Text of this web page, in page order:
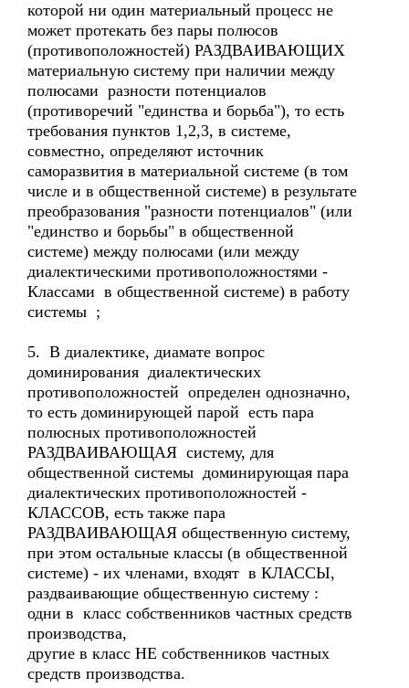
которой ни один материальный процесс не
может протекать без пары полюсов
(противоположностей) РАЗДВАИВАЮЩИХ
материальную систему при наличии между
полюсами разности потенциалов
(противоречий "единства и борьба"), то есть
требования пунктов 1,2,3, в системе,
совместно, определяют источник
саморазвития в материальной системе (в том
числе и в общественной системе) в результате
преобразования "разности потенциалов" (или
"единство и борьбы" в общественной
системе) между полюсами (или между
диалектическими противоположностями -
Классами в общественной системе) в работу
системы ;
5. В диалектике, диамате вопрос
доминирования диалектических
противоположностей определен однозначно,
то есть доминирующей парой есть пара
полюсных противоположностей
РАЗДВАИВАЮЩАЯ систему, для
общественной системы доминирующая пара
диалектических противоположностей -
КЛАССОВ, есть также пара
РАЗДВАИВАЮЩАЯ общественную систему,
при этом остальные классы (в общественной
системе) - их членами, входят в КЛАССЫ,
раздваивающие общественную систему :
одни в класс собственников частных средств
производства,
другие в класс НЕ собственников частных
средств производства.